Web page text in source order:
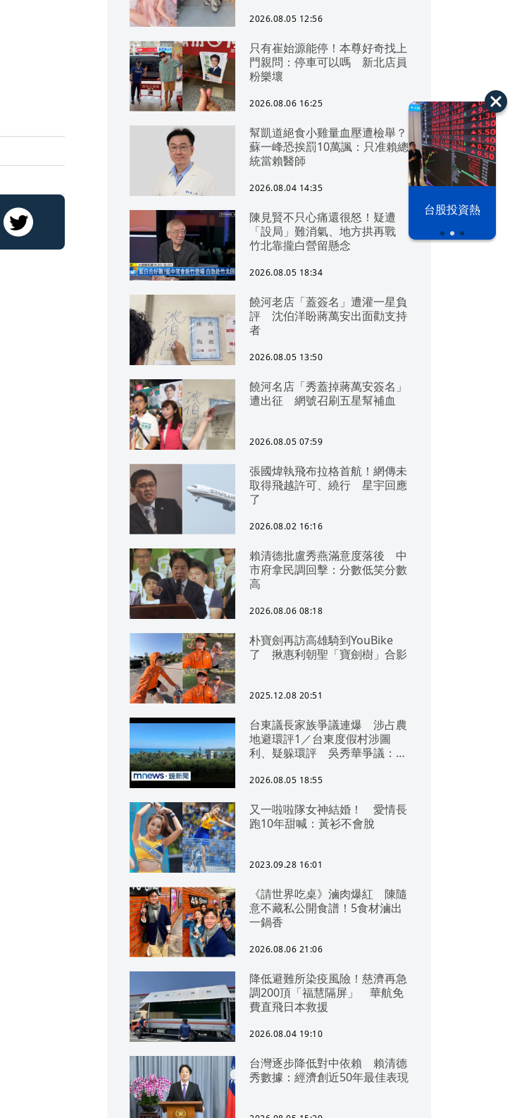
漢光42演習 台股投資熱
2026.08.05 12:56
只有崔始源能停！本尊好奇找上
門親問：停車可以嗎 新北店員
粉樂壞
2026.08.06 16:25
幫凱道絕食小雞量血壓遭檢舉？
蘇一峰恐挨罰10萬諷：只准賴總
統當賴醫師
2026.08.04 14:35
陳見賢不只心痛還很怒！疑遭
「設局」難消氣、地方拱再戰
竹北靠攏白營留懸念
2026.08.05 18:34
饒河老店「蓋簽名」遭灌一星負
評 沈伯洋盼蔣萬安出面勸支持
者
2026.08.05 13:50
饒河名店「秀蓋掉蔣萬安簽名」
遭出征 網號召刷五星幫補血
2026.08.05 07:59
張國煒執飛布拉格首航！網傳未
取得飛越許可、繞行 星宇回應
了
2026.08.02 16:16
賴清德批盧秀燕滿意度落後 中
市府拿民調回擊：分數低笑分數
高
2026.08.06 08:18
朴寶劍再訪高雄騎到YouBike
了 揪惠利朝聖「寶劍樹」合影
2025.12.08 20:51
台東議長家族爭議連爆 涉占農
地避環評1／台東度假村涉圖
利、疑躲環評 吳秀華爭議：概
2026.08.05 18:55
又一啦啦隊女神結婚！ 愛情長
跑10年甜喊：黃衫不會脫
2023.09.28 16:01
《請世界吃桌》滷肉爆紅 陳隨
意不藏私公開食譜！5食材滷出
一鍋香
2026.08.06 21:06
降低避難所染疫風險！慈濟再急
調200頂「福慧隔屏」 華航免
費直飛日本救援
2026.08.04 19:10
台灣逐步降低對中依賴 賴清德
秀數據：經濟創近50年最佳表現